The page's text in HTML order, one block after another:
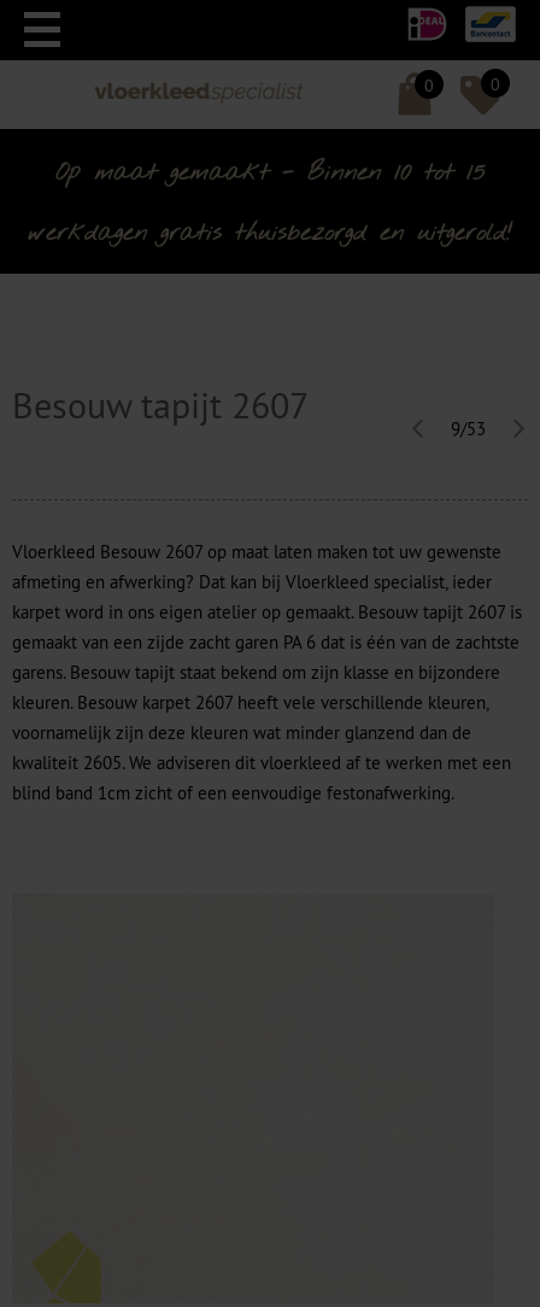
0 0
Op maat gemaakt - Binnen 10 tot 15
werkdagen gratis thuisbezorgd en uitgerold!
Besouw tapijt 2607
9/53
Vloerkleed Besouw 2607 op maat laten maken tot uw gewenste
afmeting en afwerking? Dat kan bij Vloerkleed specialist, ieder
karpet word in ons eigen atelier op gemaakt. Besouw tapijt 2607 is
gemaakt van een zijde zacht garen PA 6 dat is één van de zachtste
garens. Besouw tapijt staat bekend om zijn klasse en bijzondere
kleuren. Besouw karpet 2607 heeft vele verschillende kleuren,
voornamelijk zijn deze kleuren wat minder glanzend dan de
kwaliteit 2605. We adviseren dit vloerkleed af te werken met een
blind band 1cm zicht of een eenvoudige festonafwerking.